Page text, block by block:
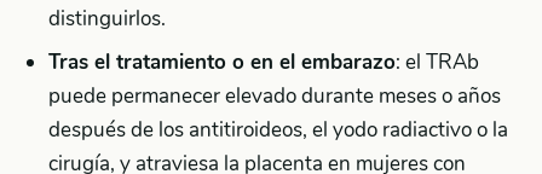
distinguirlos.
Tras el tratamiento o en el embarazo: el TRAb
puede permanecer elevado durante meses o años
después de los antitiroideos, el yodo radiactivo o la
cirugía, y atraviesa la placenta en mujeres con